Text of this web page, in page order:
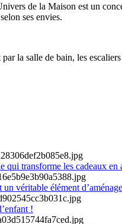
de la Maison est un
ses envies.
la salle de bain, les
qui transforme les cadeaux en
véritable élément
!